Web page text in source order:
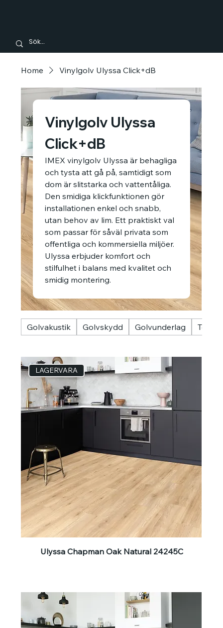
Home Vinylgolv Ulyssa Click+dB
Vinylgolv Ulyssa
Click+dB
IMEX vinylgolv Ulyssa är behagliga
och tysta att gå på, samtidigt som
dom är slitstarka och vattentåliga. ​
Den smidiga klickfunktionen gör
installationen enkel och snabb,
utan behov av lim. Ett praktiskt val
som passar för såväl privata som
offentliga och kommersiella miljöer.
Ulyssa erbjuder komfort och
stilfulhet i balans med kvalitet och
smidig montering.
Golvakustik Golvskydd Golvunderlag
LAGERVARA
Ulyssa Chapman Oak Natural 24245C